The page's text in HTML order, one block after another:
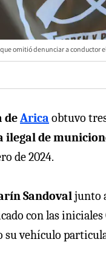
omitió denunciar a conductor
deArica obtuvo
ilegal de
de 2024.
Sandovaljunto
con las iniciales
su vehículo